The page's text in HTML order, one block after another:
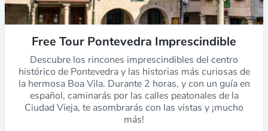
Free Tour Pontevedra Imprescindible
Descubre los rincones imprescindibles del centro
histórico de Pontevedra y las historias más curiosas de
la hermosa Boa Vila. Durante 2 horas, y con un guía en
español, caminarás por las calles peatonales de la
Ciudad Vieja, te asombrarás con las vistas y ¡mucho
más!